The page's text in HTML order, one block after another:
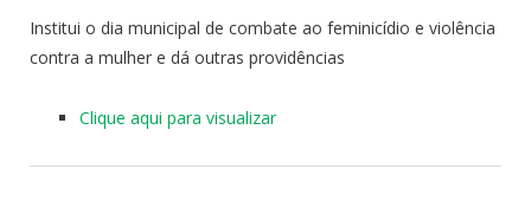
Institui o dia municipal de combate ao feminicídio e violência
contra a mulher e dá outras providências
Clique aqui para visualizar